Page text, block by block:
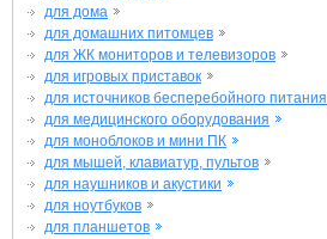
для дома
для домашних питомцев
для ЖК мониторов и телевизоров
для игровых приставок
для источников бесперебойного питания
для медицинского оборудования
для моноблоков и мини ПК
для мышей, клавиатур, пультов
для наушников и акустики
для ноутбуков
для планшетов